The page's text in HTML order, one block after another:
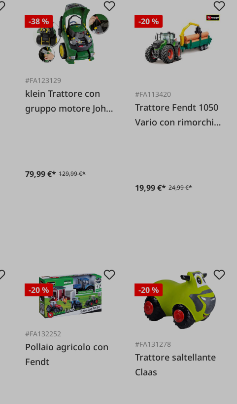
-38 %
#FA123129
klein Trattore con
gruppo motore John
79,99 €* 129,99 €*
-20 %
#FA113420
Trattore Fendt 1050
Vario con rimorchio
19,99 €* 24,99 €*
-20 %
#FA132252
Pollaio agricolo con
Fendt
-20 %
#FA131278
Trattore saltellante
Claas